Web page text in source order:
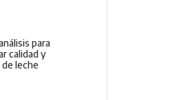
para
calidad y
leche